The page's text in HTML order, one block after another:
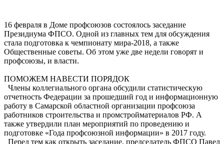
16 февраля в Доме профсоюзов состоялось заседание
Президиума ФПСО. Одной из главных тем для обсуждения
стала подготовка к чемпионату мира-2018, а также
Общественные советы. Об этом уже две недели говорят и
профсоюзы, и власти.
ПОМОЖЕМ НАВЕСТИ ПОРЯДОК
Члены коллегиального органа обсудили статистическую
отчетность Федерации за прошедший год и информационную
работу в Самарской областной организации профсоюза
работников строительства и промстройматериалов РФ. А
также утвердили план мероприятий по проведению и
подготовке «Года профсоюзной информации» в 2017 году.
Перед тем как открыть заседание, председатель ФПСО Павел